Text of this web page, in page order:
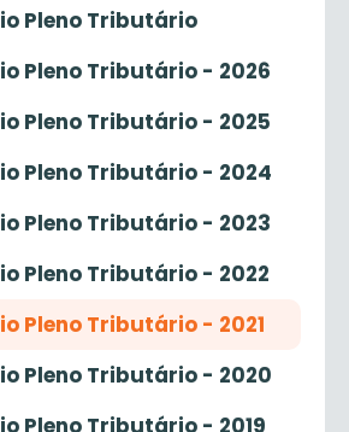
Pleno Tributário
Pleno Tributário - 2026
Pleno Tributário - 2025
Pleno Tributário - 2024
Pleno Tributário - 2023
Pleno Tributário - 2022
Pleno Tributário - 2021
Pleno Tributário - 2020
Pleno Tributário - 2019